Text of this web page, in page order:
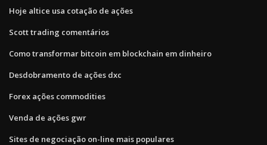
Hoje altice usa cotação de ações
Scott trading comentários
Como transformar bitcoin em blockchain em dinheiro
Desdobramento de ações dxc
Forex ações commodities
Venda de ações gwr
Sites de negociação on-line mais populares